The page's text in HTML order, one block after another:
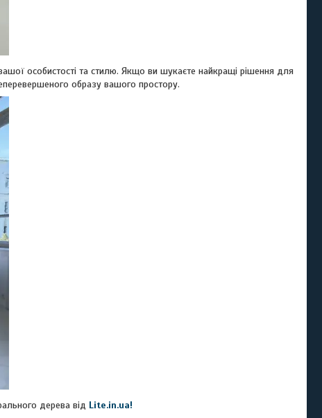
особистості та стилю. Якщо ви шукаєте найкращі рішення для
образу вашого простору.
дерева від Lite.in.ua!